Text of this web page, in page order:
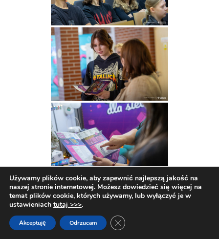
Używamy plików cookie, aby zapewnić najlepszą jakość na
naszej stronie internetowej. Możesz dowiedzieć się więcej na
temat plików cookie, których używamy, lub wyłączyć je w
ustawieniach tutaj >>>.
Akceptuję Odrzucam Zamknij panel powiadomień o